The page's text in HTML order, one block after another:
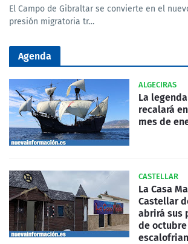
El Campo de Gibraltar se convierte en el
presión migratoria tr…
Agenda
ALGECIRAS
La
recalará
mes de
CASTELLAR
La Casa
Castellar
abrirá sus
de